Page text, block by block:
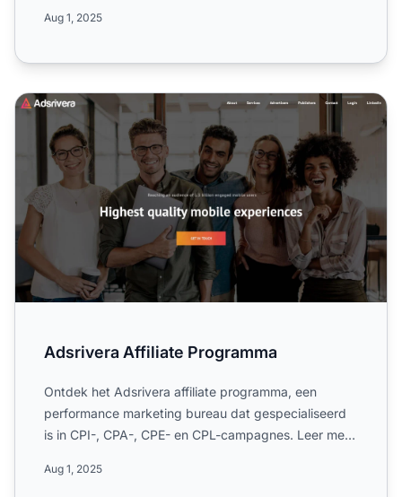
Aug 1, 2025
Adsrivera Affiliate Programma
Adsrivera Affiliate Programma
Ontdek het Adsrivera affiliate programma, een
performance marketing bureau dat gespecialiseerd
is in CPI-, CPA-, CPE- en CPL-campagnes. Leer meer
Aug 1, 2025